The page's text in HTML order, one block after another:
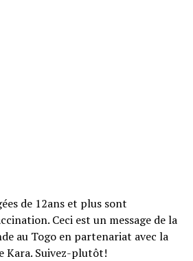
de 12ans et plus sont
Ceci est un message de la
au Togo en partenariat avec la
Kara. Suivez-plutôt!